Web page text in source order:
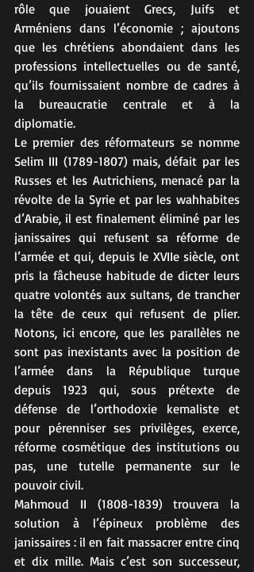
rôle que jouaient Grecs, Juifs et
Arméniens dans l’économie ; ajoutons
que les chrétiens abondaient dans les
professions intellectuelles ou de santé,
qu’ils fournissaient nombre de cadres à
la bureaucratie centrale et à la
diplomatie.
Le premier des réformateurs se nomme
Selim III (1789-1807) mais, défait par les
Russes et les Autrichiens, menacé par la
révolte de la Syrie et par les wahhabites
d’Arabie, il est finalement éliminé par les
janissaires qui refusent sa réforme de
l’armée et qui, depuis le XVIIe siècle, ont
pris la fâcheuse habitude de dicter leurs
quatre volontés aux sultans, de trancher
la tête de ceux qui refusent de plier.
Notons, ici encore, que les parallèles ne
sont pas inexistants avec la position de
l’armée dans la République turque
depuis 1923 qui, sous prétexte de
défense de l’orthodoxie kemaliste et
pour pérenniser ses privilèges, exerce,
réforme cosmétique des institutions ou
pas, une tutelle permanente sur le
pouvoir civil.
Mahmoud II (1808-1839) trouvera la
solution à l’épineux problème des
janissaires : il en fait massacrer entre cinq
et dix mille. Mais c’est son successeur,